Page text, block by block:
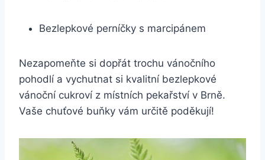
Bezlepkové perníčky s marcipánem
Nezapomeňte si dopřát trochu vánočního
pohodlí a vychutnat si kvalitní bezlepkové
vánoční cukroví z místních pekařství v Brně.
Vaše chuťové buňky vám určitě poděkují!